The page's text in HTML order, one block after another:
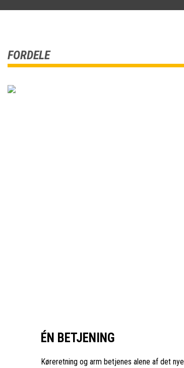
FORDELE
ÉN BETJENING
Køreretning og arm betjenes alene af det nye